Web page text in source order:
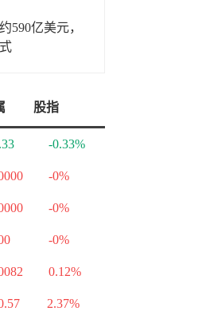
590亿美元，
股指
-0.33%
-0%
-0%
-0%
0.12%
2.37%